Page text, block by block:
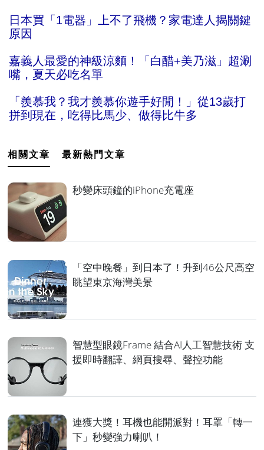
日本買「1電器」上不了飛機？家電達人揭關鍵
原因
嘉義人最愛的神級涼麵！「白醋+美乃滋」超涮
嘴，夏天必吃名單
「羨慕我？我才羨慕你遊手好閒！」從13歲打
拼到現在，吃得比馬少、做得比牛多
相關文章 最新熱門文章
秒變床頭鐘的iPhone充電座
「空中晚餐」到日本了！升到46公尺高空
眺望東京海灣美景
智慧型眼鏡Frame 結合AI人工智慧技術 支
援即時翻譯、網頁搜尋、聲控功能
連獲大獎！耳機也能開派對！耳罩「轉一
下」秒變強力喇叭！